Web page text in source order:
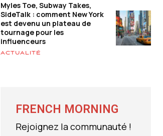
Myles Toe, Subway Takes,
SideTalk : comment New York
est devenu un plateau de
tournage pour les
influenceurs
ACTUALITÉ
FRENCH MORNING
Rejoignez la communauté !